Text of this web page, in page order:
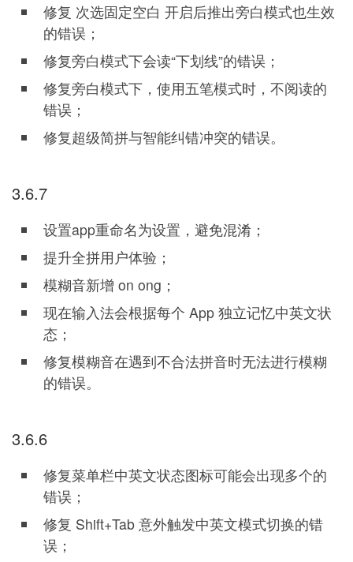
修复 次选固定空白 开启后推出旁白模式也生效
的错误；
修复旁白模式下会读“下划线”的错误；
修复旁白模式下，使用五笔模式时，不阅读的
错误；
修复超级简拼与智能纠错冲突的错误。
3.6.7
设置app重命名为设置，避免混淆；
提升全拼用户体验；
模糊音新增 on ong；
现在输入法会根据每个 App 独立记忆中英文状
态；
修复模糊音在遇到不合法拼音时无法进行模糊
的错误。
3.6.6
修复菜单栏中英文状态图标可能会出现多个的
错误；
修复 Shift+Tab 意外触发中英文模式切换的错
误；